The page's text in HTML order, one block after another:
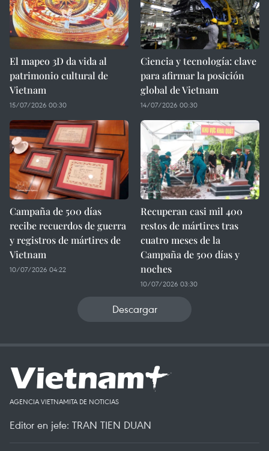
El mapeo 3D da vida al
patrimonio cultural de
Vietnam
15/07/2026 00:30
Ciencia y tecnología: clave
para afirmar la posición
global de Vietnam
14/07/2026 00:30
Campaña de 500 días
recibe recuerdos de guerra
y registros de mártires de
Vietnam
10/07/2026 04:22
Recuperan casi mil 400
restos de mártires tras
cuatro meses de la
Campaña de 500 días y
noches
10/07/2026 03:30
Descargar
AGENCIA VIETNAMITA DE NOTICIAS
Editor en jefe: TRAN TIEN DUAN